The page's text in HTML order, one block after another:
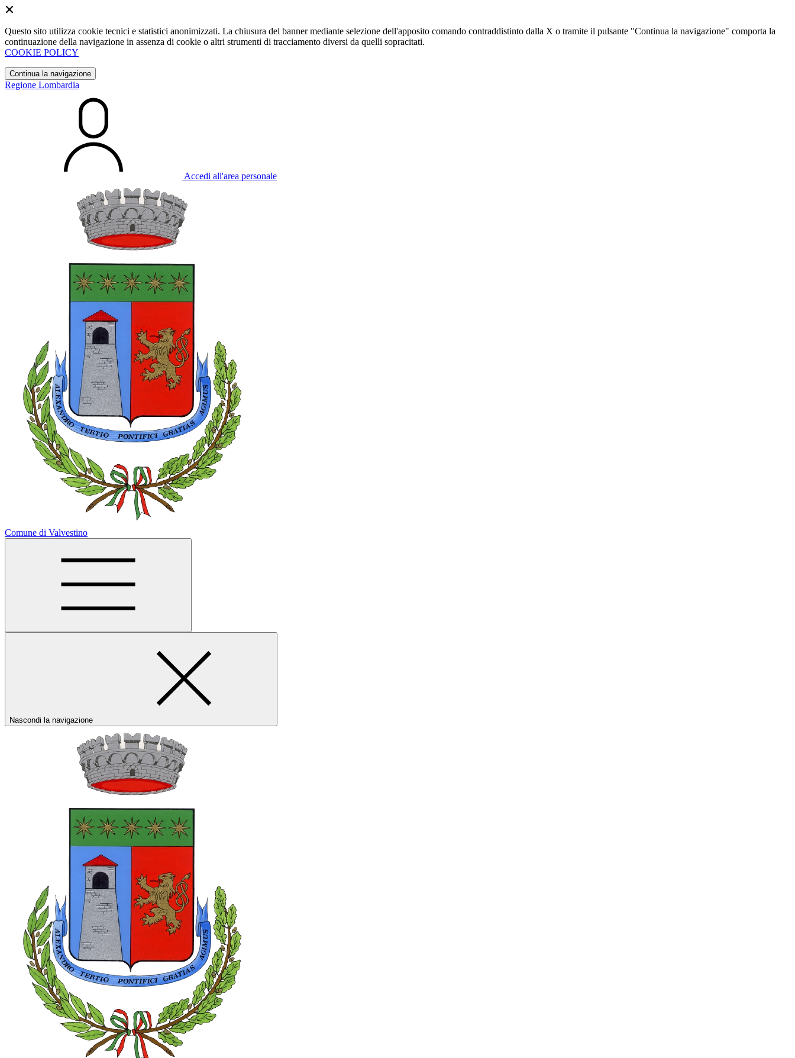
Questo sito utilizza cookie tecnici e statistici anonimizzati. La chiusura del banner mediante selezione dell'apposito comando contraddistinto dalla X o tramite il pulsante "Continua la navigazione" comporta la
continuazione della navigazione in assenza di cookie o altri strumenti di tracciamento diversi da quelli sopracitati.
COOKIE POLICY
Continua la navigazione
Regione Lombardia
Accedi all'area personale
Comune di Valvestino
Nascondi la navigazione